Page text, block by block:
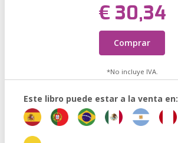
€ 30,34
Comprar
*No incluye IVA.
Este libro puede estar a la venta en: